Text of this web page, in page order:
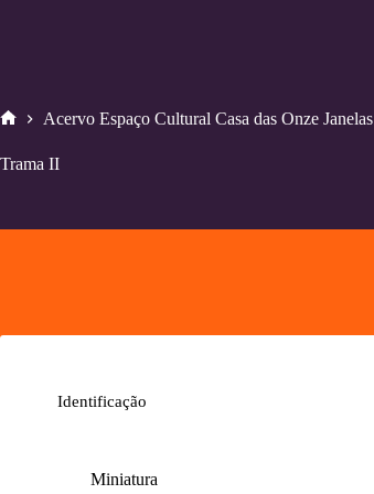
Acervo Espaço Cultural Casa das Onze Janelas
Trama II
Identificação
Miniatura